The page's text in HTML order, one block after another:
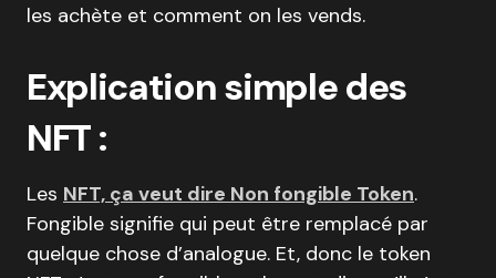
les achète et comment on les vends.
Explication simple des
NFT :
Les NFT, ça veut dire Non fongible Token.
Fongible signifie qui peut être remplacé par
quelque chose d’analogue. Et, donc le token